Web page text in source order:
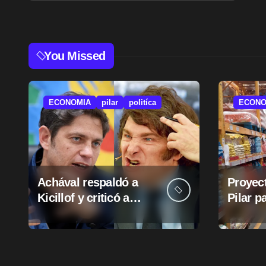
You Missed
ECONOMIA pilar politíca
Achával respaldó a
Kicillof y criticó a
Milei
Pilar